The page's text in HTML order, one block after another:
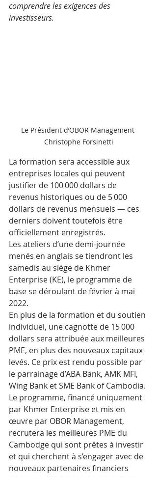
comprendre les exigences des
investisseurs.
Le Président d’OBOR Management
Christophe Forsinetti
La formation sera accessible aux
entreprises locales qui peuvent
justifier de 100 000 dollars de
revenus historiques ou de 5 000
dollars de revenus mensuels — ces
derniers doivent toutefois être
officiellement enregistrés.
Les ateliers d’une demi-journée
menés en anglais se tiendront les
samedis au siège de Khmer
Enterprise (KE), le programme de
base se déroulant de février à mai
2022.
En plus de la formation et du soutien
individuel, une cagnotte de 15 000
dollars sera attribuée aux meilleures
PME, en plus des nouveaux capitaux
levés. Ce prix est rendu possible par
le parrainage d’ABA Bank, AMK MFI,
Wing Bank et SME Bank of Cambodia.
Le programme, financé uniquement
par Khmer Enterprise et mis en
œuvre par OBOR Management,
recrutera les meilleures PME du
Cambodge qui sont prêtes à investir
et qui cherchent à s’engager avec de
nouveaux partenaires financiers